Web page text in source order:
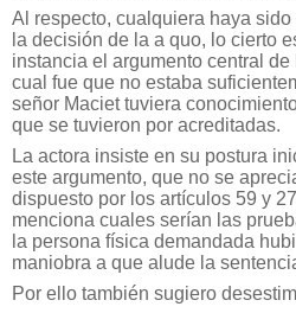
Al respecto, cualquiera haya
la decisión de la a quo, lo cierto
instancia el argumento central
cual fue que no estaba
señor Maciet tuviera
que se tuvieron por acreditadas.
La actora insiste en su postura
este argumento, que no se
dispuesto por los artículos 59 y
menciona cuales serían las
la persona física demandada
maniobra a que alude la
Por ello también sugiero